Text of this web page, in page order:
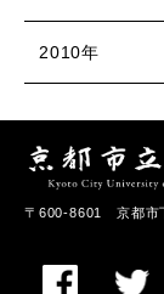
2010年
〒600-8601 京都市